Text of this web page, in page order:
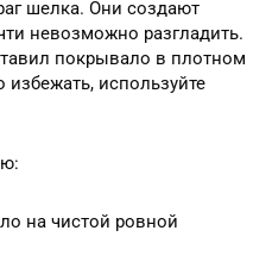
шелка. Они создают
невозможно разгладить.
покрывало в плотном
избежать, используйте
на чистой ровной